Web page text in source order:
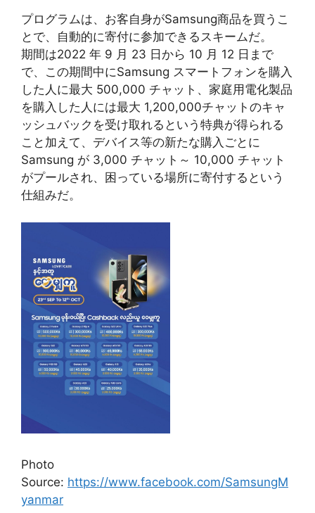
プログラムは、お客自身がSamsung商品を買うこ
とで、自動的に寄付に参加できるスキームだ。
期間は2022 年 9 月 23 日から 10 月 12 日まで
で、この期間中にSamsung スマートフォンを購入
した人に最大 500,000 チャット、家庭用電化製品
を購入した人には最大 1,200,000チャットのキャ
ッシュバックを受け取れるという特典が得られる
こと加えて、デバイス等の新たな購入ごとに
Samsung が 3,000 チャット～ 10,000 チャット
がプールされ、困っている場所に寄付するという
仕組みだ。
Photo
Source: https://www.facebook.com/SamsungM
yanmar